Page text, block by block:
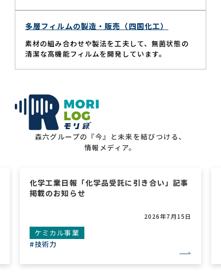
多層フィルムの製造・販売（四国化工）
素材の組み合わせや製法を工夫して、無菌状態の
清潔な高機能フィルムを開発しています。
森六グループの『今』と未来を結びつける、
情報メディア。
化学工業日報「森六 医薬・中間体向け原料
拡販」記事掲載のお知らせ
2026年7月10日
ケミカル事業
#グローバル